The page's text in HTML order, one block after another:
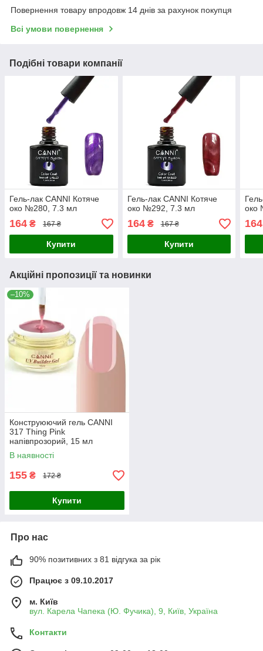
Повернення товару впродовж 14 днів за рахунок покупця
Всі умови повернення
Подібні товари компанії
Гель-лак CANNI Котяче
око №280, 7.3 мл
164 ₴ 167 ₴
Купити
Гель-лак CANNI Котяче
око №292, 7.3 мл
164₴ 167 ₴
Купити
око
164
Акційні пропозиції та новинки
–10%
Конструюючий гель CANNI
317 Thing Pink
напівпрозорий, 15 мл
В наявності
155 ₴ 172 ₴
Купити
Про нас
90% позитивних з 81 відгука за рік
Працює з 09.10.2017
м. Київ
вул. Карела Чапека (Ю. Фучика), 9, Київ, Україна
Контакти